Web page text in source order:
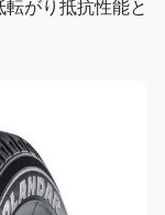
がり抵抗性能と